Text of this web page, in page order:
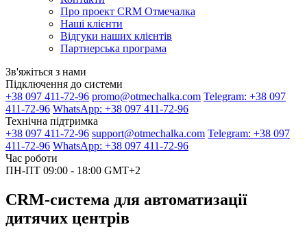
Про проект CRM Отмечалка
Наші клієнти
Відгуки наших клієнтів
Партнерська програма
Зв'яжіться з нами
Підключення до системи
+38 097 411-72-96 promo@otmechalka.com Telegram: +38 097
411-72-96 WhatsApp: +38 097 411-72-96
Технічна підтримка
+38 097 411-72-96 support@otmechalka.com Telegram: +38 097
411-72-96 WhatsApp: +38 097 411-72-96
Час роботи
ПН-ПТ 09:00 - 18:00 GMT+2
CRM-система для автоматизації
дитячих центрів